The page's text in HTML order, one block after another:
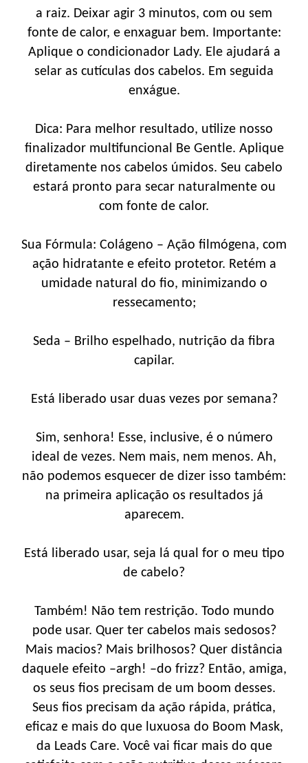
a raiz. Deixar agir 3 minutos, com ou sem
fonte de calor, e enxaguar bem. Importante:
Aplique o condicionador Lady. Ele ajudará a
selar as cutículas dos cabelos. Em seguida
enxágue.
Dica: Para melhor resultado, utilize nosso
finalizador multifuncional Be Gentle. Aplique
diretamente nos cabelos úmidos. Seu cabelo
estará pronto para secar naturalmente ou
com fonte de calor.
Sua Fórmula: Colágeno – Ação filmógena, com
ação hidratante e efeito protetor. Retém a
umidade natural do fio, minimizando o
ressecamento;
Seda – Brilho espelhado, nutrição da fibra
capilar.
Está liberado usar duas vezes por semana?
Sim, senhora! Esse, inclusive, é o número
ideal de vezes. Nem mais, nem menos. Ah,
não podemos esquecer de dizer isso também:
na primeira aplicação os resultados já
aparecem.
Está liberado usar, seja lá qual for o meu tipo
de cabelo?
Também! Não tem restrição. Todo mundo
pode usar. Quer ter cabelos mais sedosos?
Mais macios? Mais brilhosos? Quer distância
daquele efeito –argh! –do frizz? Então, amiga,
os seus fios precisam de um boom desses.
Seus fios precisam da ação rápida, prática,
eficaz e mais do que luxuosa do Boom Mask,
da Leads Care. Você vai ficar mais do que